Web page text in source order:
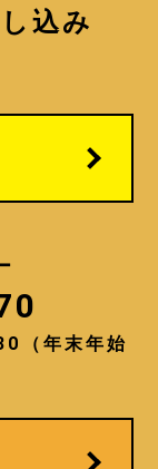
込み
（年末年始